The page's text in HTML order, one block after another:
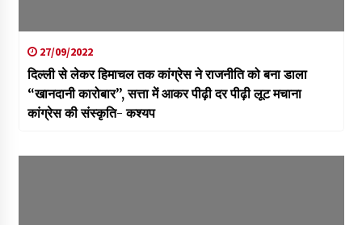
27/09/2022
दिल्ली से लेकर हिमाचल तक कांग्रेस ने राजनीति को बना डाला
“खानदानी कारोबार”, सत्ता में आकर पीढ़ी दर पीढ़ी लूट मचाना
कांग्रेस की संस्कृति- कश्यप